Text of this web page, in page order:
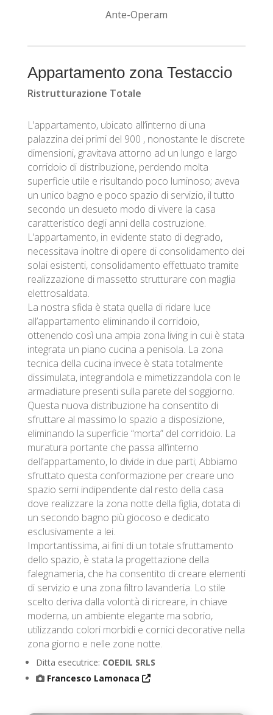
Ante-Operam
Appartamento zona Testaccio
Ristrutturazione Totale
L’appartamento, ubicato all’interno di una
palazzina dei primi del 900 , nonostante le discrete
dimensioni, gravitava attorno ad un lungo e largo
corridoio di distribuzione, perdendo molta
superficie utile e risultando poco luminoso; aveva
un unico bagno e poco spazio di servizio, il tutto
secondo un desueto modo di vivere la casa
caratteristico degli anni della costruzione.
L’appartamento, in evidente stato di degrado,
necessitava inoltre di opere di consolidamento dei
solai esistenti, consolidamento effettuato tramite
realizzazione di massetto strutturare con maglia
elettrosaldata.
La nostra sfida è stata quella di ridare luce
all’appartamento eliminando il corridoio,
ottenendo così una ampia zona living in cui è stata
integrata un piano cucina a penisola. La zona
tecnica della cucina invece è stata totalmente
dissimulata, integrandola e mimetizzandola con le
armadiature presenti sulla parete del soggiorno.
Questa nuova distribuzione ha consentito di
sfruttare al massimo lo spazio a disposizione,
eliminando la superficie “morta” del corridoio. La
muratura portante che passa all’interno
dell’appartamento, lo divide in due parti; Abbiamo
sfruttato questa conformazione per creare uno
spazio semi indipendente dal resto della casa
dove realizzare la zona notte della figlia, dotata di
un secondo bagno più giocoso e dedicato
esclusivamente a lei.
Importantissima, ai fini di un totale sfruttamento
dello spazio, è stata la progettazione della
falegnameria, che ha consentito di creare elementi
di servizio e una zona filtro lavanderia. Lo stile
scelto deriva dalla volontà di ricreare, in chiave
moderna, un ambiente elegante ma sobrio,
utilizzando colori morbidi e cornici decorative nella
zona giorno e nelle zone notte.
Ditta esecutrice: COEDIL SRLS
Francesco Lamonaca